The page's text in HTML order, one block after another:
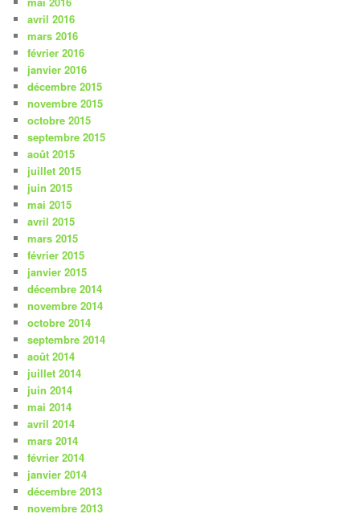
avril 2016
mars 2016
février 2016
janvier 2016
décembre 2015
novembre 2015
octobre 2015
septembre 2015
août 2015
juillet 2015
juin 2015
mai 2015
avril 2015
mars 2015
février 2015
janvier 2015
décembre 2014
novembre 2014
octobre 2014
septembre 2014
août 2014
juillet 2014
juin 2014
mai 2014
avril 2014
mars 2014
février 2014
janvier 2014
décembre 2013
novembre 2013